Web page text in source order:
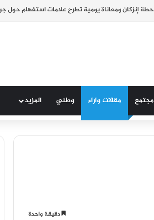
مجتمع مقالات واراء وطني المزيد
دقيقة واحدة